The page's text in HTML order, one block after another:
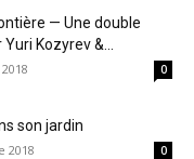
— Une double
Kozyrev &...
0
son jardin
2018 0